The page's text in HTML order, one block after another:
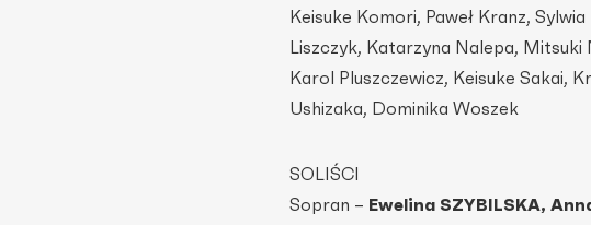
Keisuke Komori, Paweł Kranz,
Liszczyk, Katarzyna Nalepa, Mitsuki
Karol Pluszczewicz, Keisuke Sakai,
Ushizaka, Dominika Woszek
SOLIŚCI
Sopran – Ewelina SZYBILSKA,